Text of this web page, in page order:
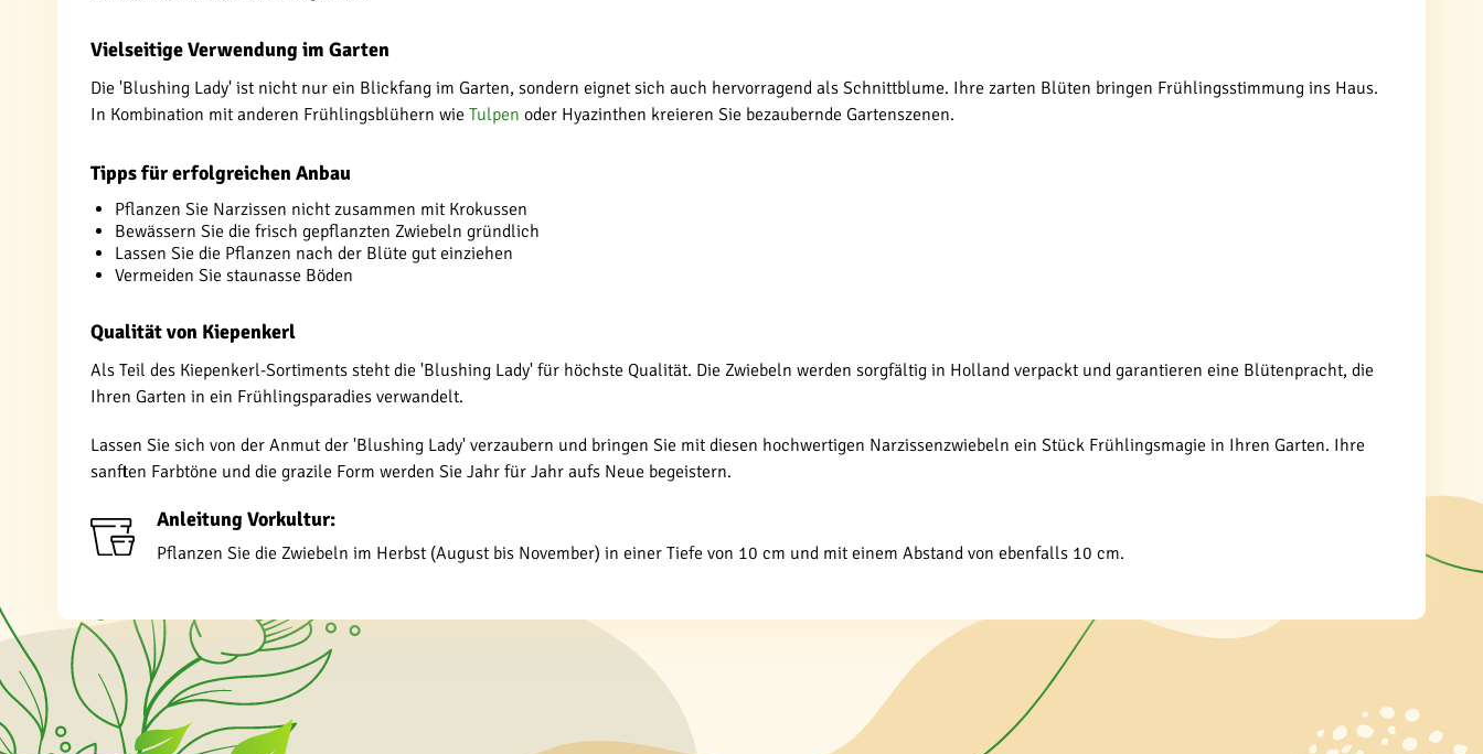
Vielseitige Verwendung im Garten
Die 'Blushing Lady' ist nicht nur ein Blickfang im Garten, sondern eignet sich auch hervorragend als Schnittblume. Ihre zarten Blüten bringen Frühlingsstimmung ins Haus.
In Kombination mit anderen Frühlingsblühern wie Tulpen oder Hyazinthen kreieren Sie bezaubernde Gartenszenen.
Tipps für erfolgreichen Anbau
Pflanzen Sie Narzissen nicht zusammen mit Krokussen
Bewässern Sie die frisch gepflanzten Zwiebeln gründlich
Lassen Sie die Pflanzen nach der Blüte gut einziehen
Vermeiden Sie staunasse Böden
Qualität von Kiepenkerl
Als Teil des Kiepenkerl-Sortiments steht die 'Blushing Lady' für höchste Qualität. Die Zwiebeln werden sorgfältig in Holland verpackt und garantieren eine Blütenpracht, die
Ihren Garten in ein Frühlingsparadies verwandelt.
Lassen Sie sich von der Anmut der 'Blushing Lady' verzaubern und bringen Sie mit diesen hochwertigen Narzissenzwiebeln ein Stück Frühlingsmagie in Ihren Garten. Ihre
sanften Farbtöne und die grazile Form werden Sie Jahr für Jahr aufs Neue begeistern.
Anleitung Vorkultur:
Pflanzen Sie die Zwiebeln im Herbst (August bis November) in einer Tiefe von 10 cm und mit einem Abstand von ebenfalls 10 cm.